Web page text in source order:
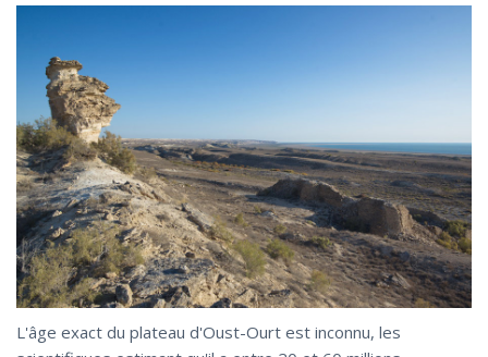
L'âge exact du plateau d'Oust-Ourt est inconnu, les